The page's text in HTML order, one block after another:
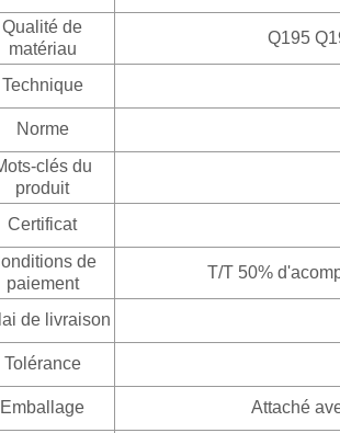
Qualité de
matériau
Q195
Technique
Norme
clés du
produit
Certificat
de
paiement
T/T 50%
de livraison
Tolérance
Emballage Attaché